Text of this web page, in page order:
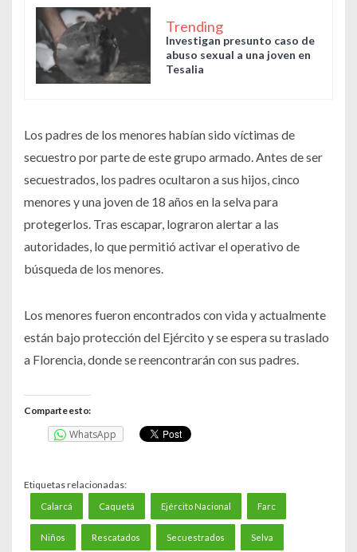
Trending
Investigan presunto caso de
abuso sexual a una joven en
Tesalia
Los padres de los menores habían sido víctimas de
secuestro por parte de este grupo armado. Antes de ser
secuestrados, los padres ocultaron a sus hijos, cinco
menores y una joven de 18 años en la selva para
protegerlos. Tras escapar, lograron alertar a las
autoridades, lo que permitió activar el operativo de
búsqueda de los menores.
Los menores fueron encontrados con vida y actualmente
están bajo protección del Ejército y se espera su traslado
a Florencia, donde se reencontrarán con sus padres.
Comparte esto:
WhatsApp
Etiquetas relacionadas:
Calarcá Caquetá Ejército Nacional Farc
Niños Rescatados Secuestrados Selva